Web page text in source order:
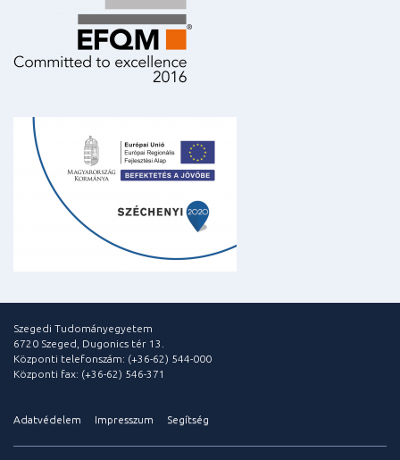
Szegedi Tudományegyetem
6720 Szeged, Dugonics tér 13.
Központi telefonszám: (+36-62) 544-000
Központi fax: (+36-62) 546-371
Adatvédelem Impresszum Segítség